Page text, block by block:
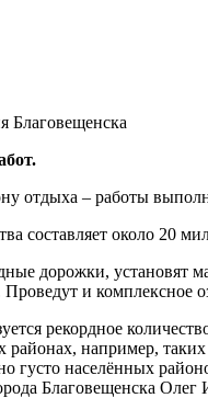
Благовещенска
отдыха – работы
составляет около 20
дорожки, установят
и комплексное
рекордное
районах, например,
густо населённых
Благовещенска